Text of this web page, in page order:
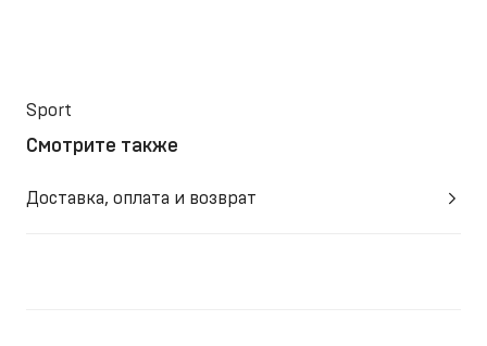
Sport
Смотрите также
Доставка, оплата и возврат